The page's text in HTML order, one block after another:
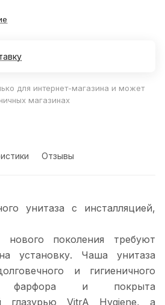
для интернет-магазина и может
магазинах
Отзывы
унитаза с инсталляцией,
нового поколения требуют
установку. Чаша унитаза
и гигиеничного
фарфора и покрыта
глазурью VitrA Hygiene, а